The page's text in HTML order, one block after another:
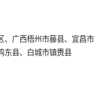
、广西梧州市藤县、宜昌市
东县、白城市镇赉县